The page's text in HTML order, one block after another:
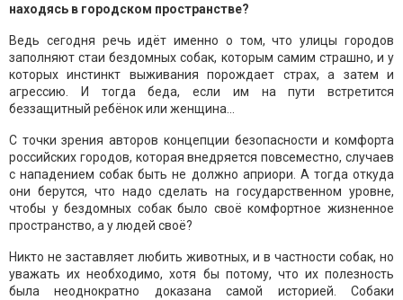
находясь в городском пространстве?
Ведь сегодня речь идёт именно о том, что улицы городов
заполняют стаи бездомных собак, которым самим страшно, и у
которых инстинкт выживания порождает страх, а затем и
агрессию. И тогда беда, если им на пути встретится
беззащитный ребёнок или женщина...
С точки зрения авторов концепции безопасности и комфорта
российских городов, которая внедряется повсеместно, случаев
с нападением собак быть не должно априори. А тогда откуда
они берутся, что надо сделать на государственном уровне,
чтобы у бездомных собак было своё комфортное жизненное
пространство, а у людей своё?
Никто не заставляет любить животных, и в частности собак, но
уважать их необходимо, хотя бы потому, что их полезность
была неоднократно доказана самой историей. Собаки